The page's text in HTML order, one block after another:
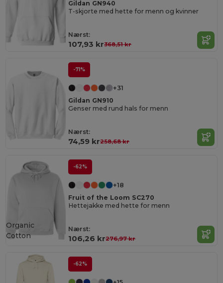
Gildan GN940
T-skjorte med hette for menn og kvinner
Nærst:
107,93 kr368,51 kr
-71%
+31
Gildan GN910
Genser med rund hals for menn
Nærst:
74,59 kr258,68 kr
-62%
+18
Fruit of the Loom SC270
Hettejakke med hette for menn
Nærst:
106,26 kr276,97 kr
Organic
Cotton
-62%